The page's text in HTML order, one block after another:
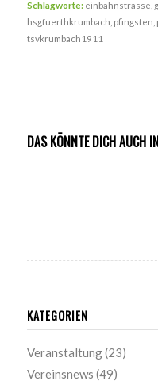
Schlagworte: einbahnstrasse
hsgfuerthkrumbach pfingsten
tsvkrumbach1911
DAS KÖNNTE DICH AUCH
KATEGORIEN
Veranstaltung(23)
Vereinsnews (49)